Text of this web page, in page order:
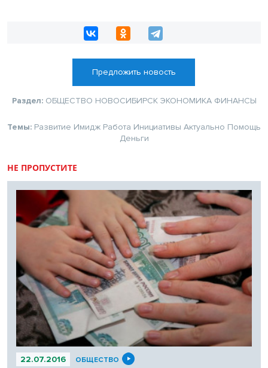
Предложить новость
Раздел: ОБЩЕСТВО НОВОСИБИРСК ЭКОНОМИКА ФИНАНСЫ
Темы: Развитие Имидж Работа Инициативы Актуально Помощь
Деньги
НЕ ПРОПУСТИТЕ
22.07.2016 ОБЩЕСТВО